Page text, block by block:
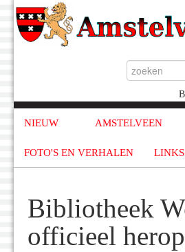
NIEUW AMSTELVEEN
FOTO'S EN VERHALEN LINKS
Bibliotheek
officieel